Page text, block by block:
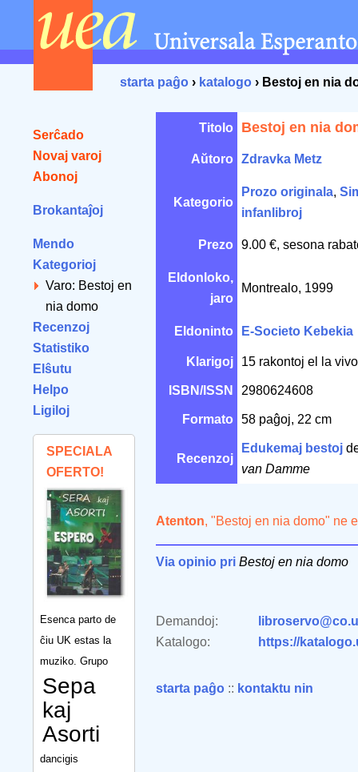
starta paĝo › katalogo › Bestoj en nia
Serĉado
Novaj varoj
Abonoj
Brokantaĵoj
Mendo
Kategorioj
Varo: Bestoj en
nia domo
Recenzoj
Statistiko
Elŝutu
Helpo
Ligiloj
SPECIALA
OFERTO!
Esenca parto de
ĉiu UK estas la
muziko. Grupo
Sepa
kaj
Asorti
dancigis
Titolo Bestoj en nia
Aŭtoro Zdravka Metz
Kategorio
Prozo originala,
infanlibroj
Prezo 9.00 €, sesona
Eldonloko,
jaro
Montrealo, 1999
Eldoninto E-Societo Kebekia
Klarigoj 15 rakontoj el la
ISBN/ISSN 2980624608
Formato 58 paĝoj, 22 cm
Recenzoj
Edukemaj bestoj
van Damme
Atenton, "Bestoj en nia domo" ne
Via opinio pri Bestoj en nia domo
Demandoj:
Katalogo:
https://
starta paĝo :: kontaktu nin